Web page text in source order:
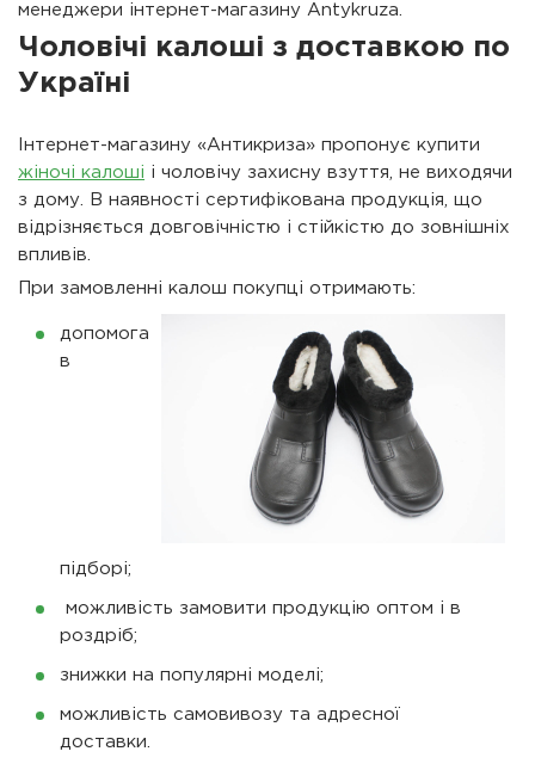
менеджери інтернет-магазину Antykruza.
Чоловічі калоші з доставкою по
Україні
Інтернет-магазину «Антикриза» пропонує купити
жіночі калоші і чоловічу захисну взуття, не виходячи
з дому. В наявності сертифікована продукція, що
відрізняється довговічністю і стійкістю до зовнішніх
впливів.
При замовленні калош покупці отримають:
допомога
в
підборі;
можливість замовити продукцію оптом і в
роздріб;
знижки на популярні моделі;
можливість самовивозу та адресної
доставки.